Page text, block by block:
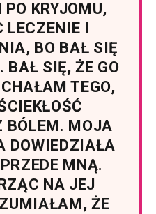
KRYJOMU,
I
BO BAŁ SIĘ
BAŁ SIĘ, ŻE GO
TEGO,
BÓLEM. MOJA
DOWIEDZIAŁA
MNĄ.
NA JEJ
ŻE